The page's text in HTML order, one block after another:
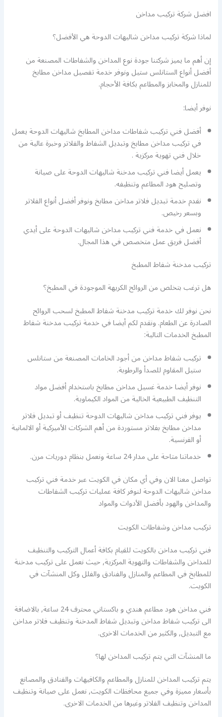
افضل شركة تركيب مداخن
لماذا شركة تركيب مداخن شاليهات الدوحة هي الأفضل؟
إن أهم ما يميز شركتنا جودة نوع المداخن والشفاطات المصنعة من
أفضل أنواع الستانلس ستيل ونوفر خدمة تفصيل مداخن مطابخ
للمنازل والمخابز والمطاعم بكافة الأحجام.
نوفر أيضا:
أفضل فني تركيب شفاطات مداخن المطابخ شاليهات الدوحة يعمل
في تركيب مداخن مطابخ وتبديل الشفاط والفلاتر وخبرة عالية من
خلال فني تهوية مركزية .
يعمل أيضا فني تركيب مدخنة شاليهات الدوحة على صيانة
وتصليح هود المطاعم وتنظيفه.
نقدم خدمة تبديل فلاتر مداخن مطابخ ونوفر أفضل أنواع الفلاتر
وبسعر رخيص.
نعمل في خدمة فني تركيب مداخن شاليهات الدوحة على أيدي
أفضل فريق عمل متخصص في هذا المجال.
تركيب مدخنة شفاط المطبخ
هل ترغب بتخلص من الروائح الكريهة الموجودة في المطبخ؟
نحن نوفر لك خدمة تركيب مدخنة شفاط المطبخ لسحب الروائح
الصادرة عن الطعام. ونقدم لكم أيضا في خدمة تركيب مدخنة شفاط
المطبخ الخدمات التالية:
تركيب شفاط مداخن من أجود الخامات المصنعة من ستانلس
ستيل المقاوم للصدأ والرطوبة.
نوفر أيضا خدمة غسيل مداخن مطابخ باستخدام أفضل مواد
التنظيف الطبيعية الخالية من المواد الكيماوية.
يوفر فني تركيب مداخن شاليهات الدوحة تنظيف أو تبديل فلاتر
مداخن مطابخ بفلاتر مستوردة من أهم الشركات الأميركية أو الالمانية
أو الفرنسية.
خدماتنا متاحة على مدار 24 ساعة ونعمل بنظام دوريات مرن.
تواصل معنا الان وفي أي مكان في الكويت عبر خدمة فني تركيب
مداخن شاليهات الدوحة لنوفر كافة عمليات تركيب الشفاطات
والمداخن والهود بأفضل الأدوات والمواد
تركيب مداخن وشفاطات الكويت
فني تركيب مداخن بالكويت للقيام بكافة أعمال التركيب والتنظيف
للمداخن والشفاطات والتهوية المركزية, حيث نعمل على تركيب مدخنة
للمطابخ في المطاعم والمنازل والفنادق والفلل وكل المنشآت في
الكويت.
فني مداخن هود مطاعم هندي و باكستاني محترف 24 ساعة, بالاضافة
الى تركيب شفاط مداخن وتبديل شفاط المدخنة وتنظيف فلاتر مداخن
مع التبديل, والكثير من الخدمات الاخرى.
ما المنشآت التي يتم تركيب المداخن لها؟
يتم تركيب المداخن للمنازل والمطاعم والكافيهات والفنادق والمصانع
بأسعار مميزة وفي جميع محافظات الكويت, نعمل على صيانة وتنظيف
المداخن وتنظيف الفلاتر وغيرها من الخدمات الاخرى.